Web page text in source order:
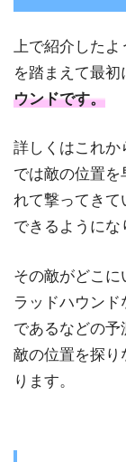
上で紹介した
を踏まえて最初
ウンドです。
詳しくはこれか
では敵の位置
れて撃ってきて
できるようにな
その敵がどこ
ラッドハウンド
であるなどの
敵の位置を探り
ります。